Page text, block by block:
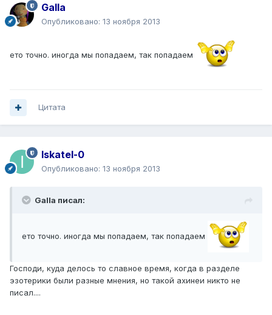
Galla
Опубликовано: 13 ноября 2013
ето точно. иногда мы попадаем, так попадаем
Цитата
Iskatel-0
Опубликовано: 13 ноября 2013
Galla писал:
ето точно. иногда мы попадаем, так попадаем
Господи, куда делось то славное время, когда в разделе
эзотерики были разные мнения, но такой ахинеи никто не
писал....